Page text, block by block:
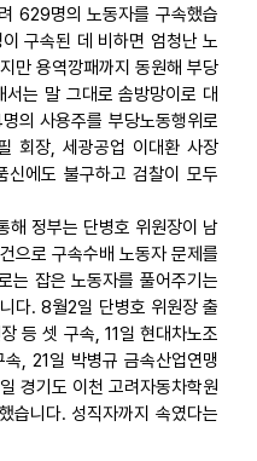
629명의 노동자를 구속했습
구속된 데 비하면 엄청난 노
만 용역깡패까지 동원해 부당
는 말 그대로 솜방망이로 대
의 사용주를 부당노동행위로
회장, 세광공업 이대환 사장
에도 불구하고 검찰이 모두
해 정부는 단병호 위원장이 남
으로 구속수배 노동자 문제를
는 잡은 노동자를 풀어주기는
다. 8월2일 단병호 위원장 출
등 셋 구속, 11일 현대차노조
, 21일 박병규 금속산업연맹
경기도 이천 고려자동차학원
습니다. 성직자까지 속였다는